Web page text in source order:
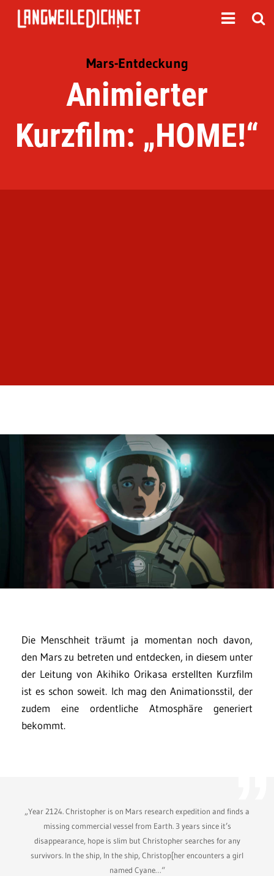
Mars-Entdeckung
Animierter
Kurzfilm: „HOME!“
Die Menschheit träumt ja momentan noch davon,
den Mars zu betreten und entdecken, in diesem unter
der Leitung von Akihiko Orikasa erstellten Kurzfilm
ist es schon soweit. Ich mag den Animationsstil, der
zudem eine ordentliche Atmosphäre generiert
bekommt.
„Year 2124. Christopher is on Mars research expedition and finds a
missing commercial vessel from Earth. 3 years since it’s
disappearance, hope is slim but Christopher searches for any
survivors. In the ship, In the ship, Christop[her encounters a girl
named Cyane…“